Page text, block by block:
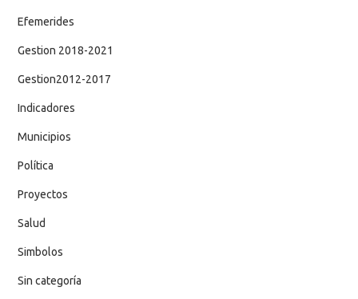
Efemerides
Gestion 2018-2021
Gestion2012-2017
Indicadores
Municipios
Política
Proyectos
Salud
Simbolos
Sin categoría